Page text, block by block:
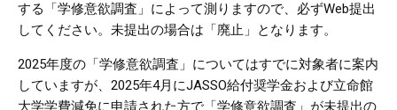
する「学修意欲調査」によって測りますので、必ずWeb提出
してください。未提出の場合は「廃止」となります。
2025年度の「学修意欲調査」についてはすでに対象者に案内
していますが、 2025年4月にJASSO給付奨学金および立命館
大学学費減免に申請された方で「学修意欲調査」が未提出の